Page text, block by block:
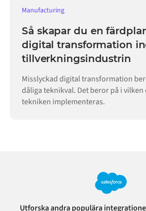
Manufacturing
Så skapar du en
digital transformation
tillverkningsindustrin
Misslyckad digital transformation
dåliga teknikval. Det beror på i
tekniken implementeras.
Utforska andra populära